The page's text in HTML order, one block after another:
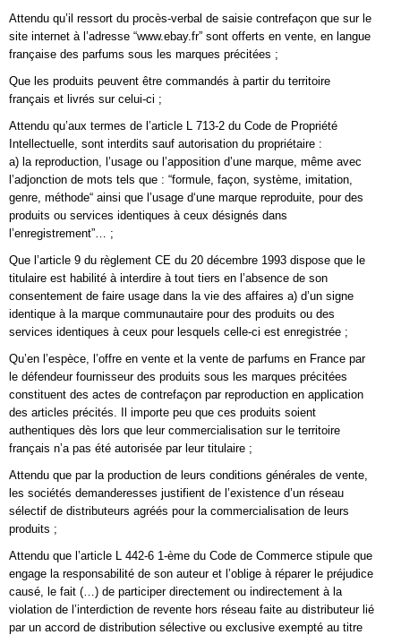
Attendu qu’il ressort du procès-verbal de saisie contrefaçon que sur le
site internet à l’adresse “www.ebay.fr” sont offerts en vente, en langue
française des parfums sous les marques précitées ;
Que les produits peuvent être commandés à partir du territoire
français et livrés sur celui-ci ;
Attendu qu’aux termes de l’article L 713-2 du Code de Propriété
Intellectuelle, sont interdits sauf autorisation du propriétaire :
a) la reproduction, l’usage ou l’apposition d’une marque, même avec
l’adjonction de mots tels que : “formule, façon, système, imitation,
genre, méthode“ ainsi que l’usage d‘une marque reproduite, pour des
produits ou services identiques à ceux désignés dans
l’enregistrement”… ;
Que l’article 9 du règlement CE du 20 décembre 1993 dispose que le
titulaire est habilité à interdire à tout tiers en l’absence de son
consentement de faire usage dans la vie des affaires a) d’un signe
identique à la marque communautaire pour des produits ou des
services identiques à ceux pour lesquels celle-ci est enregistrée ;
Qu’en l’espèce, l’offre en vente et la vente de parfums en France par
le défendeur fournisseur des produits sous les marques précitées
constituent des actes de contrefaçon par reproduction en application
des articles précités. Il importe peu que ces produits soient
authentiques dès lors que leur commercialisation sur le territoire
français n’a pas été autorisée par leur titulaire ;
Attendu que par la production de leurs conditions générales de vente,
les sociétés demanderesses justifient de l’existence d’un réseau
sélectif de distributeurs agréés pour la commercialisation de leurs
produits ;
Attendu que l’article L 442-6 1-ème du Code de Commerce stipule que
engage la responsabilité de son auteur et l’oblige à réparer le préjudice
causé, le fait (…) de participer directement ou indirectement à la
violation de l’interdiction de revente hors réseau faite au distributeur lié
par un accord de distribution sélective ou exclusive exempté au titre